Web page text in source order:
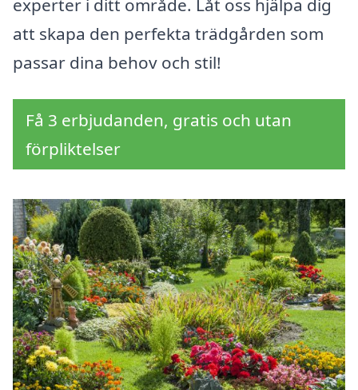
experter i ditt område. Låt oss hjälpa dig
att skapa den perfekta trädgården som
passar dina behov och stil!
Få 3 erbjudanden, gratis och utan
förpliktelser